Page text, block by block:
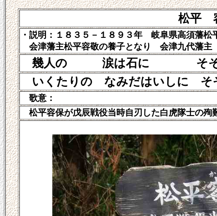
松平
・説明：１８３５－１８９３年 岐阜県高須藩松
会津藩主松平容敬の養子となり 会津九代藩主
幾人の 涙は石に そそぐと
いくたりの なみだはいしに そ
歌意：
松平容保が戊辰戦役当時自刃した白虎隊士の